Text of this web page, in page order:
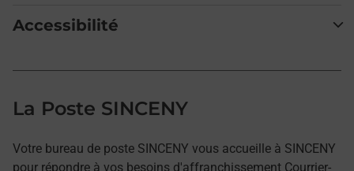
Accessibilité
La Poste SINCENY
Votre bureau de poste SINCENY vous accueille à SINCENY
pour répondre à vos besoins d'affranchissement Courrier-